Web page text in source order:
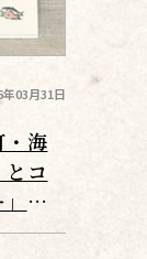
年03月31日
・海
コ
が